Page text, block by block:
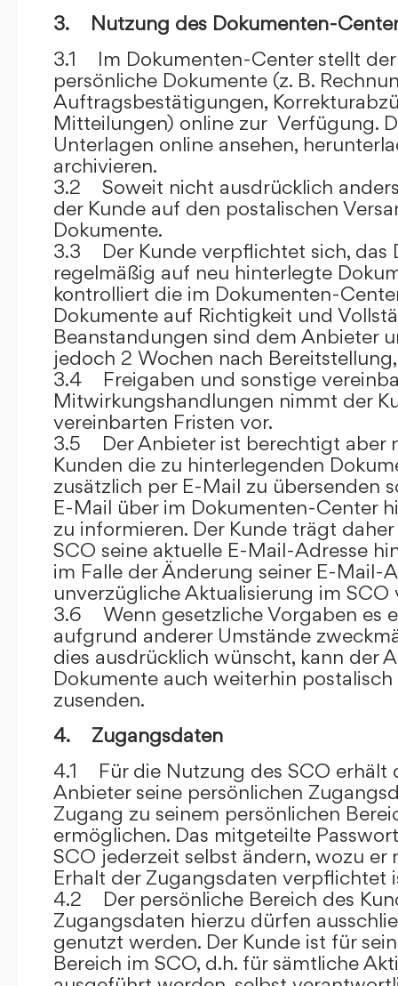
3. Nutzung des Dokumenten-
3.1 Im Dokumenten-Center stellt
persönliche Dokumente (z. B.
Auftragsbestätigungen,
Mitteilungen) online zur Verfügung.
Unterlagen online ansehen,
archivieren.
3.2 Soweit nicht ausdrücklich
der Kunde auf den postalischen
Dokumente.
3.3 Der Kunde verpflichtet sich, das
regelmäßig auf neu hinterlegte
kontrolliert die im Dokumenten-
Dokumente auf Richtigkeit und
Beanstandungen sind dem Anbieter
jedoch 2 Wochen nach
3.4 Freigaben und sonstige
Mitwirkungshandlungen nimmt der
vereinbarten Fristen vor.
3.5 Der Anbieter ist berechtigt aber
Kunden die zu hinterlegenden
zusätzlich per E-Mail zu übersenden
E-Mail über im Dokumenten-Center
zu informieren. Der Kunde trägt
SCO seine aktuelle E-Mail-Adresse
im Falle der Änderung seiner E-Mail-
unverzügliche Aktualisierung im SCO
3.6 Wenn gesetzliche Vorgaben es
aufgrund anderer Umstände
dies ausdrücklich wünscht, kann der
Dokumente auch weiterhin
zusenden.
4. Zugangsdaten
4.1 Für die Nutzung des SCO erhält
Anbieter seine persönlichen
Zugang zu seinem persönlichen
ermöglichen. Das mitgeteilte
SCO jederzeit selbst ändern, wozu er
Erhalt der Zugangsdaten verpflichtet
4.2 Der persönliche Bereich des
Zugangsdaten hierzu dürfen
genutzt werden. Der Kunde ist für
Bereich im SCO, d.h. für sämtliche